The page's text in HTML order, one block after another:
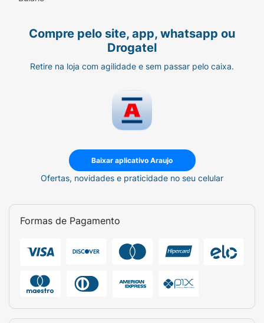
Compre pelo site, app, whatsapp ou
Drogatel
Retire na loja com agilidade e sem passar pelo caixa.
Baixar aplicativo Araujo
Ofertas, novidades e praticidade no seu celular
Formas de Pagamento